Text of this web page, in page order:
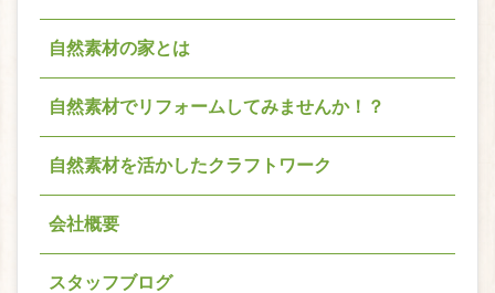
自然素材の家とは
自然素材でリフォームしてみませんか！？
自然素材を活かしたクラフトワーク
会社概要
スタッフブログ